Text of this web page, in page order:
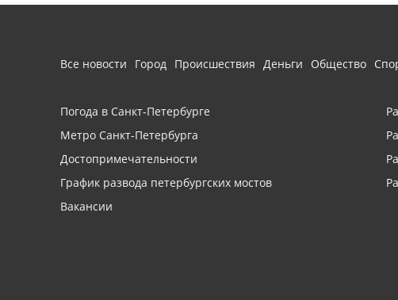
Все новости Город Происшествия Деньги Общество
Погода в Санкт-Петербурге
Метро Санкт-Петербурга
Достопримечательности
График развода петербургских мостов
Вакансии